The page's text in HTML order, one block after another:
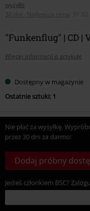
wysyłki
30 dni - Najlepsza cena
31.92
"Funkenflug" | CD |
Więcej informacji o artykule
Dostępny w magazynie
Ostatnie sztuki: 1
Nie płać za wysyłkę.
przez 30 dni za darmo:
Dodaj próbny
Jesteś członkiem BSC?